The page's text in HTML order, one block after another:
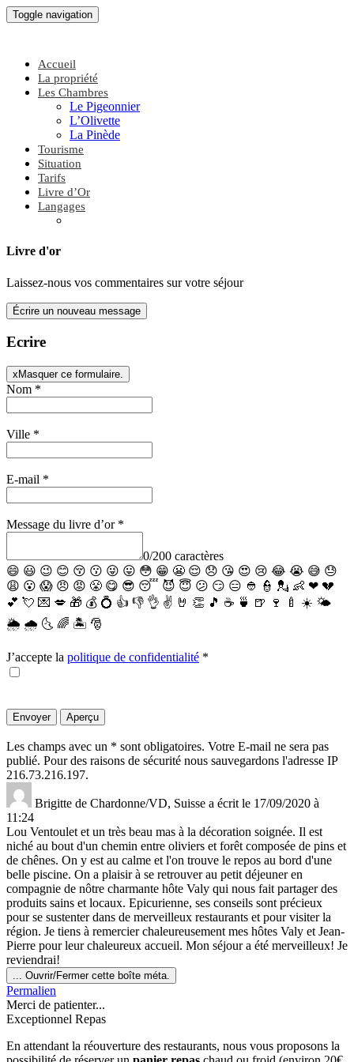
Toggle navigation
Accueil
La propriété
Les Chambres
Le Pigeonnier
L’Olivette
La Pinède
Tourisme
Situation
Tarifs
Livre d’Or
Langages
Livre d'or
Laissez-nous vos commentaires sur votre séjour
Ecrire
x Masquer ce formulaire.
Nom *
Ville *
E-mail *
Message du livre d’or *
0/200 caractères
😄 😃 😉 😊 😚 😗 😜 😛 😳 😁 😬 😌 😞 😘 😍 😢 😂 😭 😅 😓
😩 😮 😱 😠 😡 😤 😋 😎 😴 😈 😇 😕 😏 😑 👲 👮 💂 👶 ❤ 💔
💕 💘 💌 💋 🎁 💰 💍 👍 👎 👌 ✌️ 🤘 👏 🎵 ☕️ 🍵 🍺 🍷 🍼 ☀️ 🌤
🌦 🌧 🌜 🌈 🏝 🎅
J’accepte la politique de confidentialité *
Les champs avec un * sont obligatoires. Votre E-mail ne sera pas
publié. Pour des raisons de sécurité nous sauvegardons l'adresse IP
216.73.216.197.
Brigitte de Chardonne/VD, Suisse a écrit le 17/09/2020 à
11:24
Lou Ventoulet et un très beau mas à la décoration soignée. Il est
niché au bout d'un chemin entre oliviers et forêt composée de pins et
de chênes. On y est au calme et l'on trouve le repos au bord d'une
belle piscine. On a plaisir à se retrouver au petit déjeuner en
compagnie de nôtre charmante hôte Valy qui nous fait partager des
produits sains et locaux. Epicurienne, ses conseils sont précieux
pour se sustenter dans de merveilleux restaurants et pour visiter la
région. Je tiens à remercier chaleureusement mes hôtes Valy et Jean-
Pierre pour leur chaleureux accueil. Mon séjour a été merveilleux! Je
reviendrai!
Ouvrir/Fermer cette boîte méta.
Permalien
Merci de patienter...
Exceptionnel Repas
En attendant la réouverture des restaurants, nous vous proposons la